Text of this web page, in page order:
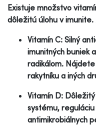
Existuje množstvo
dôležitú úlohu v
Vitamín C: Silný
imunitných buniek
radikálom.
rakytníku a iných
Vitamín D:
systému,
antimikrobiálnych